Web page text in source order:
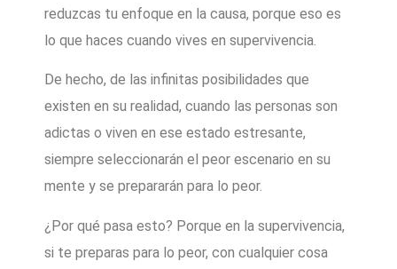
reduzcas tu enfoque en la causa, porque eso es
lo que haces cuando vives en supervivencia.
De hecho, de las infinitas posibilidades que
existen en su realidad, cuando las personas son
adictas o viven en ese estado estresante,
siempre seleccionarán el peor escenario en su
mente y se prepararán para lo peor.
¿Por qué pasa esto? Porque en la supervivencia,
si te preparas para lo peor, con cualquier cosa